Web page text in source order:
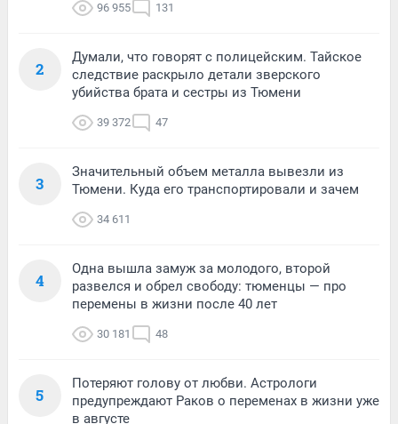
96 955 131
2
Думали, что говорят с полицейским. Тайское
следствие раскрыло детали зверского
убийства брата и сестры из Тюмени
39 372 47
3
Значительный объем металла вывезли из
Тюмени. Куда его транспортировали и зачем
34 611
4
Одна вышла замуж за молодого, второй
развелся и обрел свободу: тюменцы — про
перемены в жизни после 40 лет
30 181 48
5
Потеряют голову от любви. Астрологи
предупреждают Раков о переменах в жизни уже
в августе